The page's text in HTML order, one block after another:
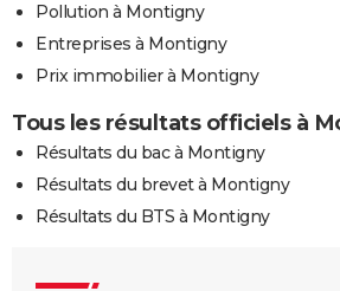
Pollution à Montigny
Entreprises à Montigny
Prix immobilier à Montigny
Tous les résultats officiels à
Résultats du bac à Montigny
Résultats du brevet à Montigny
Résultats du BTS à Montigny